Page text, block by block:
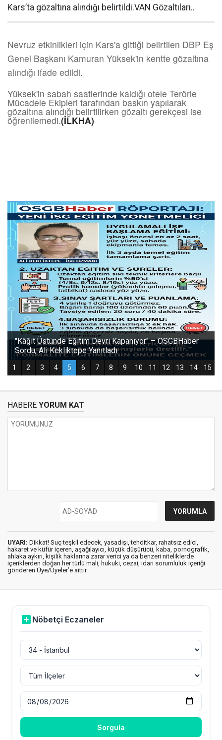
Kars’ta gözaltına alındığı belirtildi.VAN Gözaltıları..
Nevruz etkinlikleri için Kars'a gittiği belirtilen DBP Eş
Genel Başkanı Kamuran Yüksek'in kentte gözaltına
alındığı ifade edildi.
Yüksek'in sabah saatlerinde kaldığı otele Terörle
Mücadele Ekipleri tarafından baskın yapılarak
gözaltına alındığı belirtilirken gözaltı gerekçesi ise
öğrenilemedi.(İLKHA)
HABERE YORUM KAT
UYARI: Dikkat! Suç teşkil edecek, yasadışı, tehditkar, rahatsız edici,
hakaret ve küfür içeren, aşağılayıcı, küçük düşürücü, kaba, pornografik,
ahlaka aykırı, kişilik haklarına zarar verici ya da benzeri niteliklerde
içeriklerden doğan her türlü mali, hukuki, cezai, idari sorumluluk içeriği
gönderen Üye/Üyeler’e aittir.